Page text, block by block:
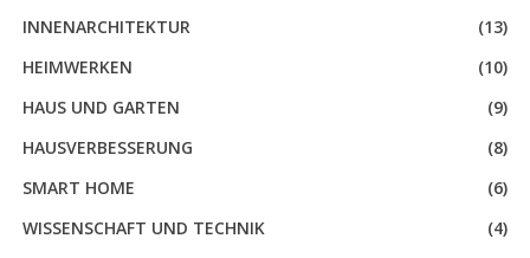
INNENARCHITEKTUR
(13)
HEIMWERKEN
(10)
HAUS UND GARTEN
(9)
HAUSVERBESSERUNG
(8)
SMART HOME
(6)
WISSENSCHAFT UND TECHNIK
(4)